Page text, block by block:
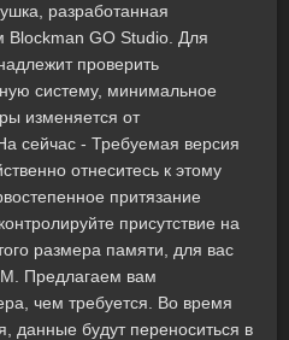
разработанная
GO Studio. Для
проверить
систему, минимальное
изменяется от
сейчас - Требуемая версия
отнеситесь к этому
притязание
присутствие на
размера памяти, для вас
Предлагаем вам
чем требуется. Во время
данные будут переноситься в